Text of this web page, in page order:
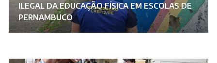
ILEGAL DA EDUCAÇÃO FÍSICA EM ESCOLAS DE
PERNAMBUCO